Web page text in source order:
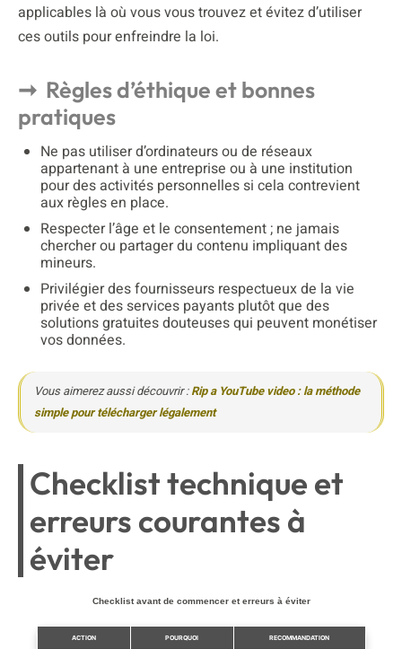
applicables là où vous vous trouvez et évitez d’utiliser
ces outils pour enfreindre la loi.
Règles d’éthique et bonnes
pratiques
Ne pas utiliser d’ordinateurs ou de réseaux
appartenant à une entreprise ou à une institution
pour des activités personnelles si cela contrevient
aux règles en place.
Respecter l’âge et le consentement ; ne jamais
chercher ou partager du contenu impliquant des
mineurs.
Privilégier des fournisseurs respectueux de la vie
privée et des services payants plutôt que des
solutions gratuites douteuses qui peuvent monétiser
vos données.
Vous aimerez aussi découvrir :Rip a YouTube video : la méthode
simple pour télécharger légalement
Checklist technique et
erreurs courantes à
éviter
Checklist avant de commencer et erreurs à éviter
ACTION POURQUOI RECOMMANDATION